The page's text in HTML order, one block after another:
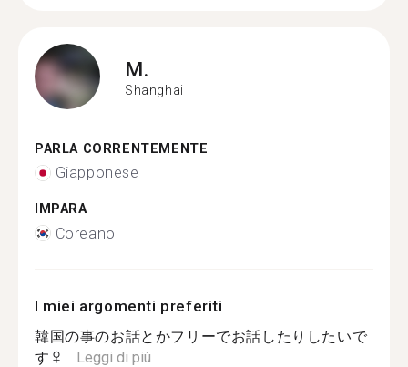
M.
Shanghai
PARLA CORRENTEMENTE
Giapponese
IMPARA
Coreano
I miei argomenti preferiti
韓国の事のお話とかフリーでお話したりしたいで
す‍♀... Leggi di più